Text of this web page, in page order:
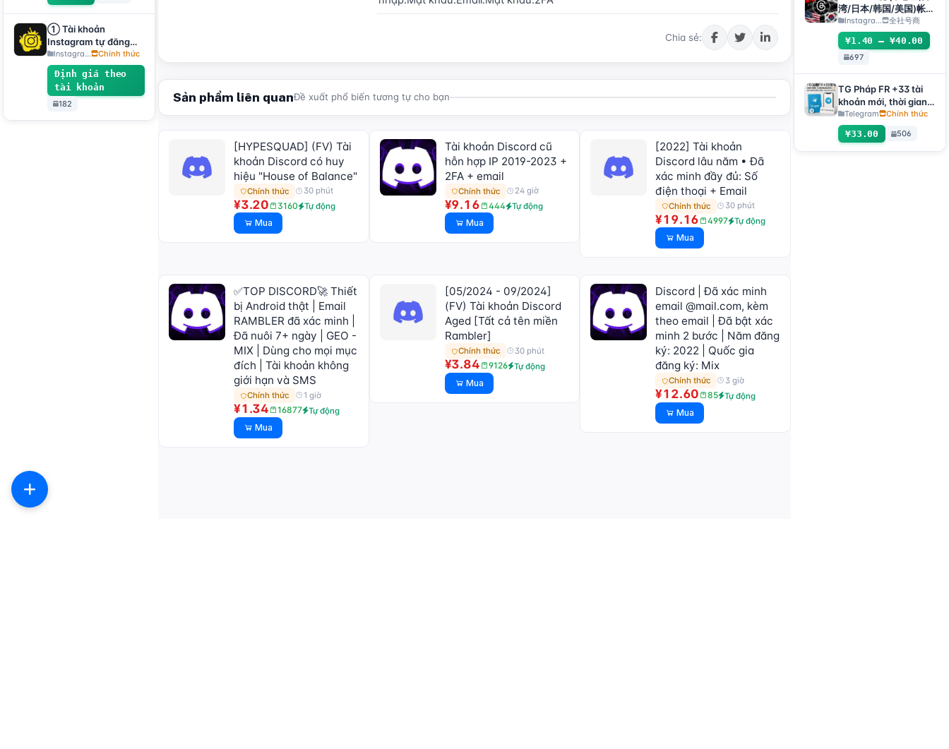
bảo hành cho tài
khoản bị die, nếu e
ngại vui lòng không
đặt hàng】
minh để đăng nhập,
hỗ trợ mọi thiết bị
(nhận mã xác minh +
tệp tdata/session)🔥
① Tài khoản
Instagram tự đăng
ký/thật, đã bật 2FA +
email [tài khoản tự
chọn]
Instagra... Chính thức
Định giá theo
tài khoản
182
Chia sẻ:
Sản phẩm liên quanĐề xuất phổ biến tương tự cho bạn
[HYPESQUAD] (FV) Tài
khoản Discord có huy
hiệu "House of Balance"
Chính thức 30 phút
¥3.20 3160 Tự động
Mua
Tài khoản Discord cũ
hỗn hợp IP 2019-2023 +
2FA + email
Chính thức 24 giờ
¥9.16 444 Tự động
Mua
[2022] Tài khoản
Discord lâu năm • Đã
xác minh đầy đủ: Số
điện thoại + Email
Chính thức 30 phút
¥19.16 4997 Tự động
Mua
✅TOP DISCORD🚀 Thiết
bị Android thật | Email
RAMBLER đã xác minh |
Đã nuôi 7+ ngày | GEO -
MIX | Dùng cho mọi mục
đích | Tài khoản không
giới hạn và SMS
Chính thức 1 giờ
¥1.34 16877 Tự động
Mua
[05/2024 - 09/2024]
(FV) Tài khoản Discord
Aged [Tất cả tên miền
Rambler]
Chính thức 30 phút
¥3.84 9126 Tự động
Mua
Discord | Đã xác minh
email @mail.com, kèm
theo email | Đã bật xác
minh 2 bước | Năm đăng
ký: 2022 | Quốc gia
đăng ký: Mix
Chính thức 3 giờ
¥12.60 85 Tự động
Mua
湾/日本/韩国/美国)帐
号-邮箱可自绑-ig 密码
可改｜Threads脆（新
号/月号/2025年脆号/
自选号）
Instagra... 全社号商
¥1.40 – ¥40.00
697
TG Pháp FR +33 tài
khoản mới, thời gian
đăng ký ngẫu nhiên,
có thể nhận mã xác
minh để đăng nhập
trực tiếp, hỗ trợ mọi
Telegram Chính thức
¥33.00 506